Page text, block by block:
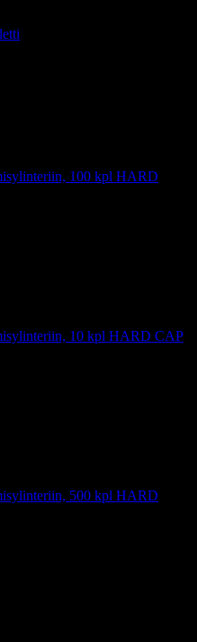
100 kpl HARD
10 kpl HARD CAP
500 kpl HARD